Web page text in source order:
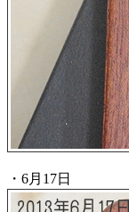
・6月17日